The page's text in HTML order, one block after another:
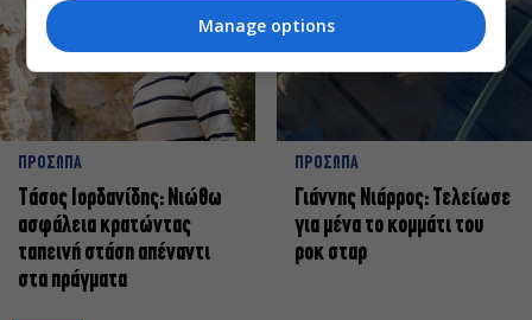
ΠΡΟΣΩΠΑ
Tάσος Ιορδανίδης: Νιώθω
ασφάλεια κρατώντας
ταπεινή στάση απέναντι
στα πράγματα
ΠΡΟΣΩΠΑ
Γιάννης Νιάρρος: Τελείωσε
για μένα το κομμάτι του
ροκ σταρ
Manage options